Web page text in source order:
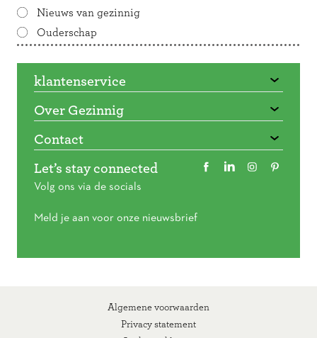
Nieuws van gezinnig
Ouderschap
klantenservice
Over Gezinnig
Contact
Let’s stay connected
Volg ons via de socials
Meld je aan voor onze nieuwsbrief
Algemene voorwaarden
Privacy statement